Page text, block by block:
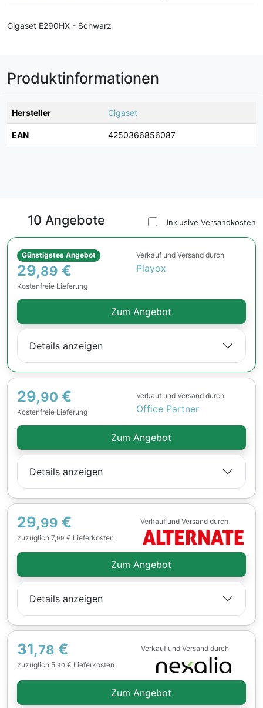
Gigaset E290HX - Schwarz
Produktinformationen
Hersteller Gigaset
EAN 4250366856087
10 Angebote Inklusive Versandkosten
Günstigstes Angebot
29,89 €
Kostenfreie Lieferung
Verkauf und Versand durch
Playox
Zum Angebot
Details anzeigen
29,90 €
Kostenfreie Lieferung
Verkauf und Versand durch
Office Partner
Zum Angebot
Details anzeigen
29,99 €
zuzüglich 7, 99 € Lieferkosten
Verkauf und Versand durch
Zum Angebot
Details anzeigen
31,78 €
zuzüglich 5, 90 € Lieferkosten
Verkauf und Versand durch
Zum Angebot